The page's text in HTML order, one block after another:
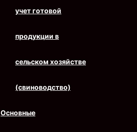
учет готовой
продукции в
сельском хозяйстве
(свиноводство)
Основные